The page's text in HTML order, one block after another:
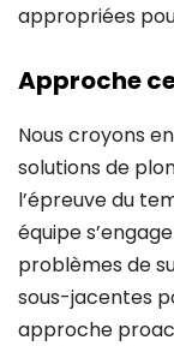
appropriées
Approche
Nous croyons
solutions de
l’épreuve du
équipe
problèmes de
sous-jacentes
approche